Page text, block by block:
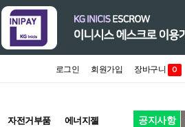
로그인 회원가입 장바구니 0
자전거부품 에너지젤 공지사항